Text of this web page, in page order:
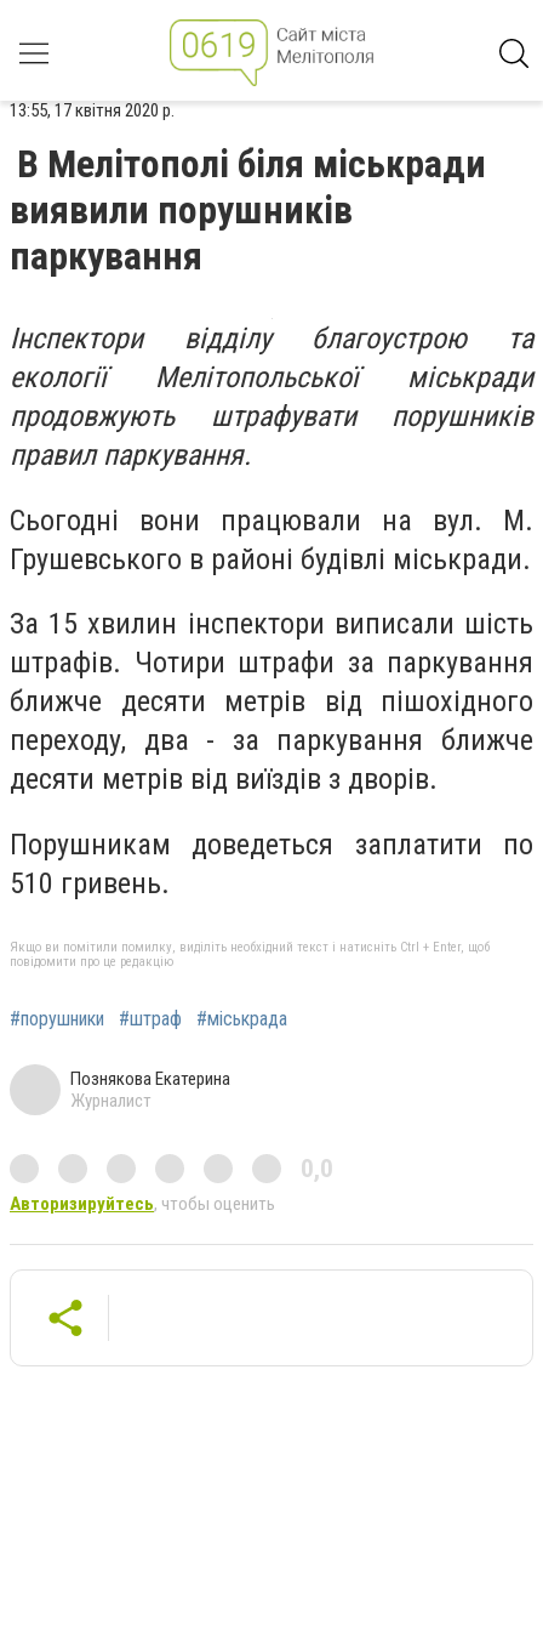
13:55, 17 квітня 2020 р.
В Мелітополі біля міськради
виявили порушників
паркування
Інспектори відділу благоустрою та
екології Мелітопольської міськради
продовжують штрафувати порушників
правил паркування.
Сьогодні вони працювали на вул. М.
Грушевського в районі будівлі міськради.
За 15 хвилин інспектори виписали шість
штрафів. Чотири штрафи за паркування
ближче десяти метрів від пішохідного
переходу, два - за паркування ближче
десяти метрів від виїздів з дворів.
Порушникам доведеться заплатити по
510 гривень.
Якщо ви помітили помилку, виділіть необхідний текст і натисніть Ctrl + Enter, щоб
повідомити про це редакцію
#порушники #штраф #міськрада
Познякова Екатерина
Журналист
0,0
Авторизируйтесь, чтобы оценить